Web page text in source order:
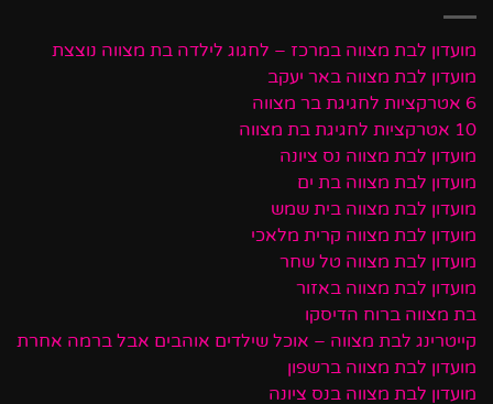
מועדון לבת מצווה במרכז – לחגוג לילדה בת מצווה נוצצת
מועדון לבת מצווה באר יעקב
6 אטרקציות לחגיגת בר מצווה
10 אטרקציות לחגיגת בת מצווה
מועדון לבת מצווה נס ציונה
מועדון לבת מצווה בת ים
מועדון לבת מצווה בית שמש
מועדון לבת מצווה קרית מלאכי
מועדון לבת מצווה טל שחר
מועדון לבת מצווה באזור
בת מצווה ברוח הדיסקו
קייטרינג לבת מצווה – אוכל שילדים אוהבים אבל ברמה אחרת
מועדון לבת מצווה ברשפון
מועדון לבת מצווה בנס ציונה